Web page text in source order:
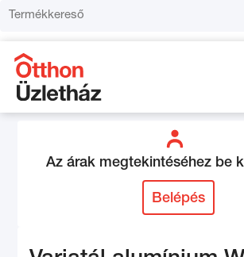
Az árak megtekintéséhez be
Belépés